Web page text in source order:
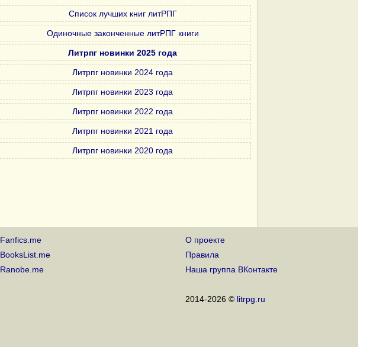
Список лучших книг литРПГ
Одиночные законченные литРПГ книги
Литрпг новинки 2025 года
Литрпг новинки 2024 года
Литрпг новинки 2023 года
Литрпг новинки 2022 года
Литрпг новинки 2021 года
Литрпг новинки 2020 года
Fanfics.me
BooksList.me
Ranobe.me
О проекте
Правила
Наша группа ВКонтакте
2014-2026 © litrpg.ru